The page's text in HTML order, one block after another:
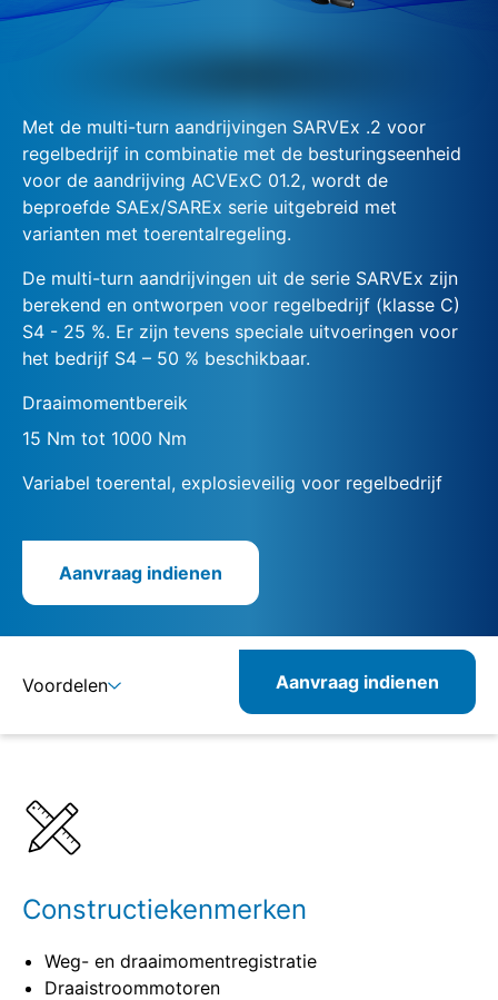
Met de multi-turn aandrijvingen SARVEx .2 voor
regelbedrijf in combinatie met de besturingseenheid
voor de aandrijving ACVExC 01.2, wordt de
beproefde SAEx/SAREx serie uitgebreid met
varianten met toerentalregeling.
De multi-turn aandrijvingen uit de serie SARVEx zijn
berekend en ontworpen voor regelbedrijf (klasse C)
S4 - 25 %. Er zijn tevens speciale uitvoeringen voor
het bedrijf S4 – 50 % beschikbaar.
Draaimomentbereik
15 Nm tot 1000 Nm
Variabel toerental, explosieveilig voor regelbedrijf
Aanvraag indienen
Voordelen Aanvraag indienen
Constructiekenmerken
Weg- en draaimomentregistratie
Draaistroommotoren